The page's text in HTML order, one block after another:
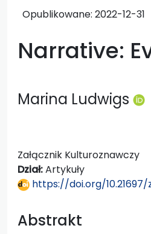
Opublikowane: 2022-12-31
Narrative:
Marina Ludwigs
Załącznik Kulturoznawczy
Dział:Artykuły
https://doi.org/10.21697/
Abstrakt